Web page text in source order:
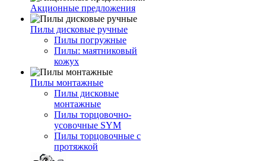
Акционные предложения
Пилы дисковые ручные
Пилы погружные
Пилы: маятниковый
кожух
Пилы монтажные
Пилы дисковые
монтажные
Пилы торцовочно-
усовочные SYM
Пилы торцовочные с
протяжкой